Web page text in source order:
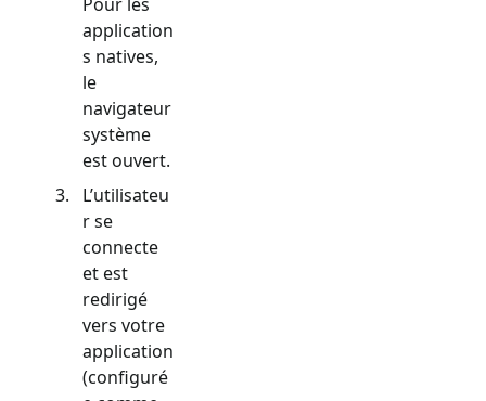
application
s natives,
le
navigateur
système
est ouvert.
L’utilisateu
r se
connecte
et est
redirigé
vers votre
application
(configuré